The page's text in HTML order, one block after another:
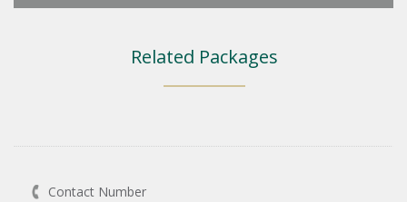
Related Packages
Contact Number